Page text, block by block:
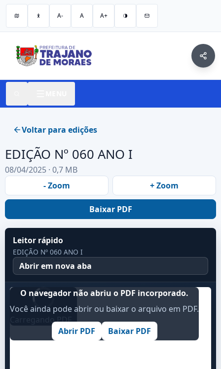
A- A A+
Voltar para edições
EDIÇÃO Nº 060 ANO I
08/04/2025 · 0,7 MB
- Zoom
+ Zoom
Baixar PDF
Leitor rápido
EDIÇÃO Nº 060 ANO I
Abrir em nova aba
Carregando PDF...
O navegador não abriu o PDF incorporado.
Você ainda pode abrir ou baixar o arquivo em PDF.
Abrir PDF Baixar PDF